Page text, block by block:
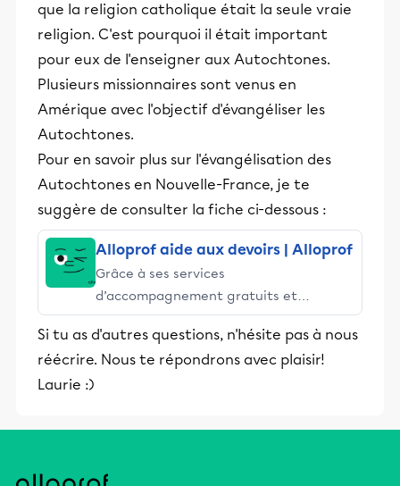
que la religion catholique était la seule vraie
religion. C'est pourquoi il était important
pour eux de l'enseigner aux Autochtones.
Plusieurs missionnaires sont venus en
Amérique avec l'objectif d'évangéliser les
Autochtones.
Pour en savoir plus sur l'évangélisation des
Autochtones en Nouvelle-France, je te
suggère de consulter la fiche ci-dessous :
Alloprof aide aux devoirs | Alloprof
Grâce à ses services
d’accompagnement gratuits et
stimulants, Alloprof engage les élèves
et leurs parents dans la réussite
éducative.
Si tu as d'autres questions, n'hésite pas à nous
réécrire. Nous te répondrons avec plaisir!
Laurie :)